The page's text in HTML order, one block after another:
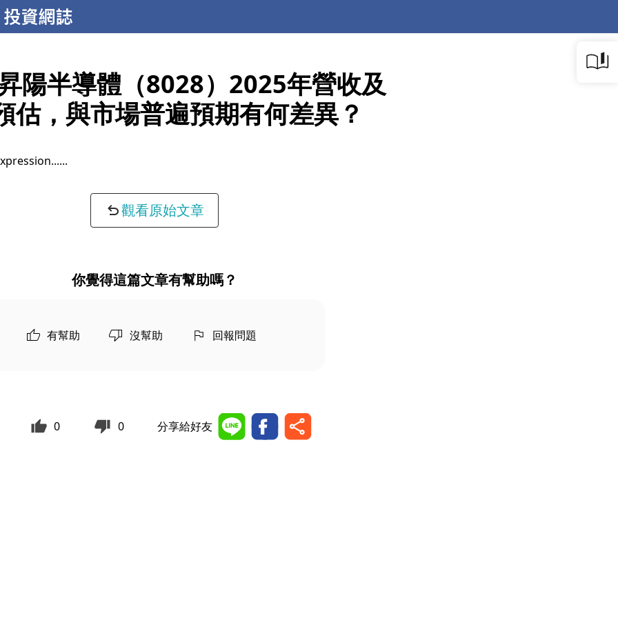
陽半導體（8028）2025年營收及
估，與市場普遍預期有何差異？
觀看原始文章
你覺得這篇文章有幫助嗎？
有幫助 沒幫助 回報問題
0 0 分享給好友